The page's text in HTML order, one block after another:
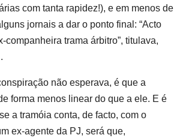
com tanta rapidez!), e em menos de
jornais a dar o ponto final: “Acto
companheira trama árbitro”, titulava,
não esperava, é que a
forma menos linear do que a ele. E é
a tramóia conta, de facto, com o
ex-agente da PJ, será que,